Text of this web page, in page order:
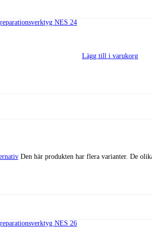
Lägg till i varukorg
Den här produkten har flera varianter. De